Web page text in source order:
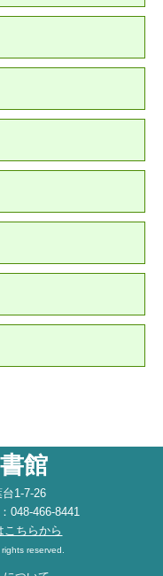
館
1-7-26
048-466-8441
こちらから
reserved.